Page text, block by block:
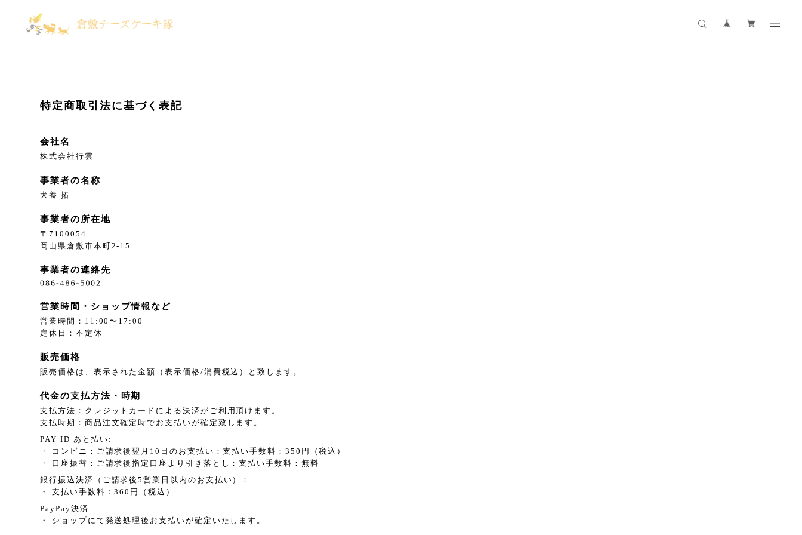
特定商取引法に基づく表記
会社名
株式会社行雲
事業者の名称
犬養 拓
事業者の所在地
〒7100054
岡山県倉敷市本町2-15
事業者の連絡先
営業時間・ショップ情報など
営業時間：11:00〜17:00
定休日：不定休
販売価格
販売価格は、表示された金額（表示価格/消費税込）と致します。
代金の支払方法・時期
支払方法：クレジットカードによる決済がご利用頂けます。
支払時期：商品注文確定時でお支払いが確定致します。
PAY ID あと払い:
・ コンビニ：ご請求後翌月10日のお支払い：支払い手数料：350円（税込）
・ 口座振替：ご請求後指定口座より引き落とし：支払い手数料：無料
銀行振込決済（ご請求後5営業日以内のお支払い）：
・ 支払い手数料：360円（税込）
PayPay決済:
・ ショップにて発送処理後お支払いが確定いたします。